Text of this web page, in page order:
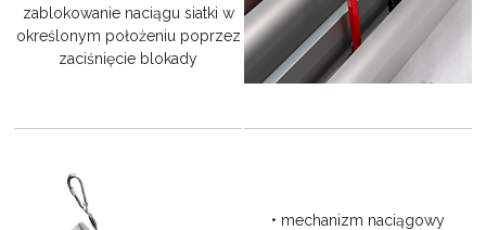
zablokowanie naciągu siatki w
określonym położeniu poprzez
zaciśnięcie blokady
• mechanizm naciągowy